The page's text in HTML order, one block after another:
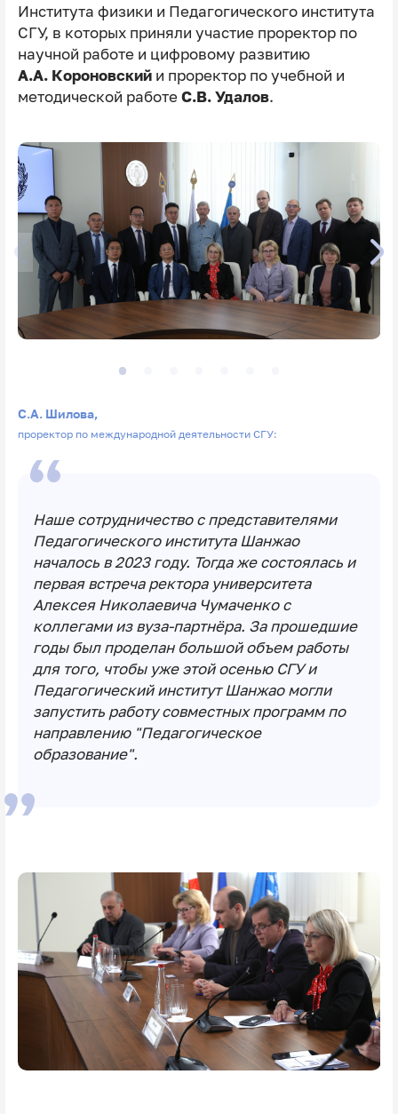
Института физики и Педагогического института
СГУ, в которых приняли участие проректор по
научной работе и цифровому развитию
А.А. Короновскийи проректор по учебной и
методической работе С.В. Удалов.
С.А. Шилова,
проректор по международной деятельности СГУ:
Наше сотрудничество с представителями
Педагогического института Шанжао
началось в 2023 году. Тогда же состоялась и
первая встреча ректора университета
Алексея Николаевича Чумаченко с
коллегами из вуза-партнёра. За прошедшие
годы был проделан большой объем работы
для того, чтобы уже этой осенью СГУ и
Педагогический институт Шанжао могли
запустить работу совместных программ по
направлению "Педагогическое
образование".